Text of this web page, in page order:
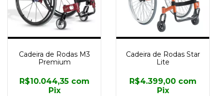
Cadeira de Rodas M3
Premium
R$10.044,35 com
Pix
Cadeira de Rodas Star
Lite
R$4.399,00 com
Pix